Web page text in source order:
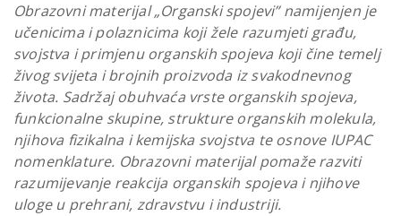
Obrazovni materijal „Organski spojevi” namijenjen je
učenicima i polaznicima koji žele razumjeti građu,
svojstva i primjenu organskih spojeva koji čine temelj
živog svijeta i brojnih proizvoda iz svakodnevnog
života. Sadržaj obuhvaća vrste organskih spojeva,
funkcionalne skupine, strukture organskih molekula,
njihova fizikalna i kemijska svojstva te osnove IUPAC
nomenklature. Obrazovni materijal pomaže razviti
razumijevanje reakcija organskih spojeva i njihove
uloge u prehrani, zdravstvu i industriji.